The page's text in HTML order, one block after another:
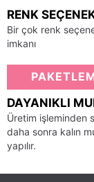
RENK
Bir çok renk
imkanı
DAYANIKLI
Üretim işleminden
daha sonra kalın
yapılır.